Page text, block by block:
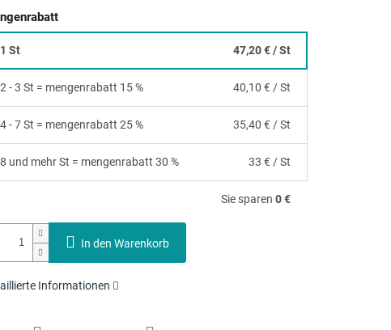
1 St 47,20 €/ St
2 - 3 St = mengenrabatt 15 % 40,10 € / St
4 - 7 St = mengenrabatt 25 % 35,40 € / St
8 und mehr St = mengenrabatt 30 % 33 € / St
Sie sparen 0 €
In den Warenkorb
Informationen